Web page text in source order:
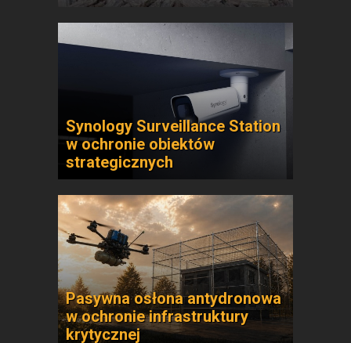
Synology Surveillance Station
w ochronie obiektów
strategicznych
Pasywna osłona antydronowa
w ochronie infrastruktury
krytycznej